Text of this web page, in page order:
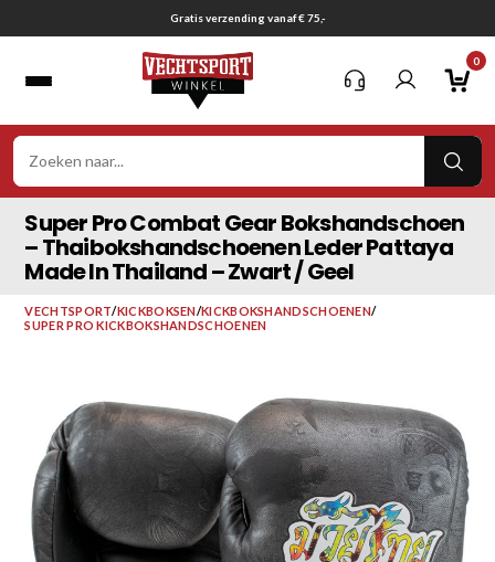
naar
Gratis verzending vanaf € 75,-
0
Super Pro Combat Gear Bokshandschoen
– Thaibokshandschoenen Leder Pattaya
Made In Thailand – Zwart / Geel
VECHTSPORT/KICKBOKSEN/KICKBOKSHANDSCHOENEN/
SUPER PRO KICKBOKSHANDSCHOENEN